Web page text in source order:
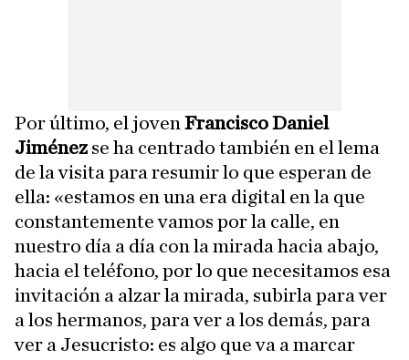
Por último, el joven Francisco Daniel
Jiménezse ha centrado también en el lema
de la visita para resumir lo que esperan de
ella: «estamos en una era digital en la que
constantemente vamos por la calle, en
nuestro día a día con la mirada hacia abajo,
hacia el teléfono, por lo que necesitamos esa
invitación a alzar la mirada, subirla para ver
a los hermanos, para ver a los demás, para
ver a Jesucristo: es algo que va a marcar